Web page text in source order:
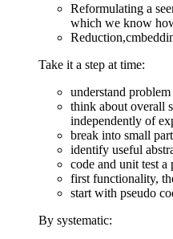
Reformulating a
which we know
Take it a step at time:
understand problem
think about overall
independently of
break into small
identify useful
code and unit test a
first functionality,
start with pseudo
By systematic: